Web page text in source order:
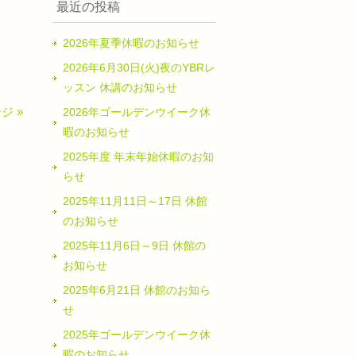
»
最近の投稿
2026年夏季休暇のお知らせ
2026年6月30日(火)夜のYBRレ
ッスン 休講のお知らせ
2026年ゴールデンウイーク休
暇のお知らせ
2025年度 年末年始休暇のお知
らせ
2025年11月11日～17日 休館
のお知らせ
2025年11月6日～9日 休館の
お知らせ
2025年6月21日 休館のお知ら
せ
2025年ゴールデンウイーク休